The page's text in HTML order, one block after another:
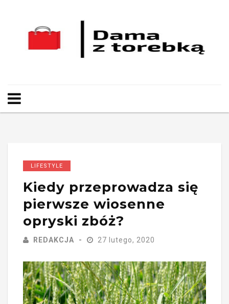
LIFESTYLE
Kiedy przeprowadza się
pierwsze wiosenne
opryski zbóż?
REDAKCJA 27 lutego, 2020